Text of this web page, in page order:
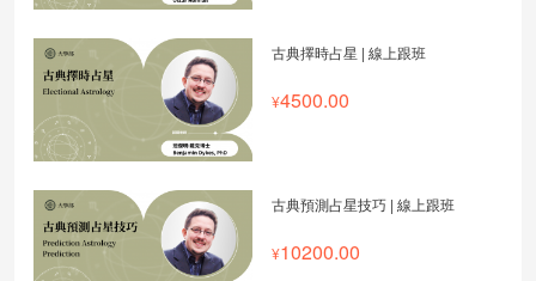
古典擇時占星 | 線上跟班
4500.00
古典預測占星技巧 | 線上跟班
10200.00